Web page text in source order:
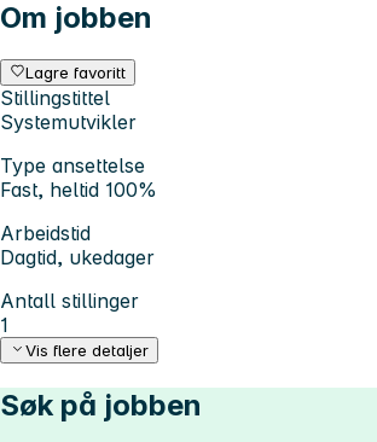
Om jobben
Lagre favoritt
Stillingstittel
Systemutvikler
Type ansettelse
Fast, heltid 100%
Arbeidstid
Dagtid, ukedager
Antall stillinger
1
Vis flere detaljer
Søk på jobben